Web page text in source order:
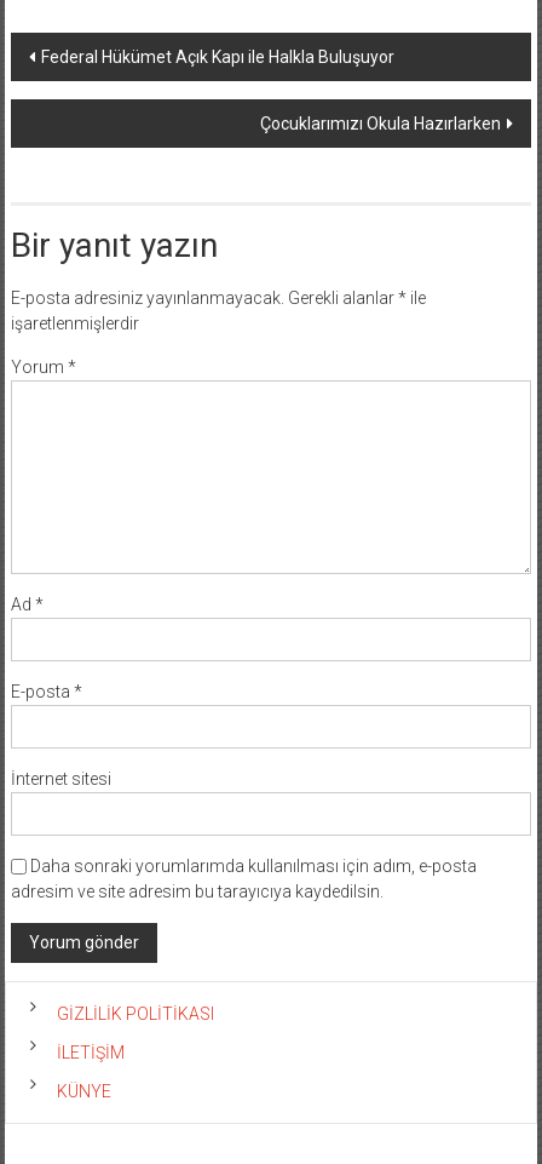
Yazı
dolaşımı
Federal Hükümet Açık Kapı ile Halkla Buluşuyor
Çocuklarımızı Okula Hazırlarken
Bir yanıt yazın
E-posta adresiniz yayınlanmayacak. Gerekli alanlar*ile
işaretlenmişlerdir
Yorum *
Ad *
E-posta *
İnternet sitesi
Daha sonraki yorumlarımda kullanılması için adım, e-posta
adresim ve site adresim bu tarayıcıya kaydedilsin.
GİZLİLİK POLİTİKASI
İLETİŞİM
KÜNYE